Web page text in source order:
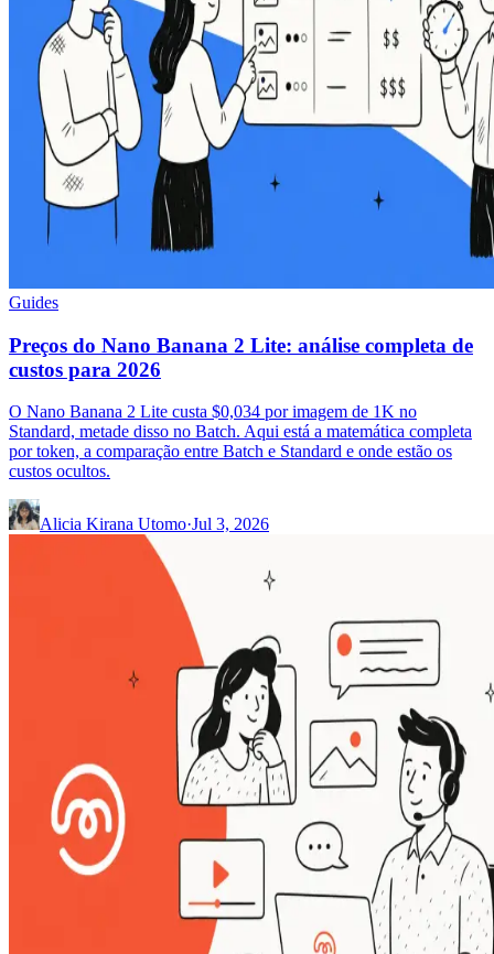
Guides
Preços do Nano Banana 2 Lite: análise completa de
custos para 2026
O Nano Banana 2 Lite custa $0,034 por imagem de 1K no
Standard, metade disso no Batch. Aqui está a matemática completa
por token, a comparação entre Batch e Standard e onde estão os
custos ocultos.
Alicia Kirana Utomo·Jul 3, 2026